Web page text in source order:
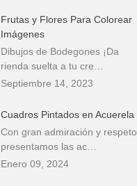
Frutas y Flores Para Colorear
Imágenes
Dibujos de Bodegones ¡Da
rienda suelta a tu cre…
Septiembre 14, 2023
Cuadros Pintados en Acuerela
Con gran admiración y respeto,
presentamos las ac…
Enero 09, 2024